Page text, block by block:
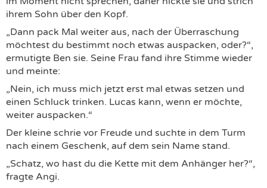
ihrem Sohn über den Kopf.
„Dann pack Mal weiter aus, nach der Überraschung
möchtest du bestimmt noch etwas auspacken, oder?“,
ermutigte Ben sie. Seine Frau fand ihre Stimme wieder
und meinte:
„Nein, ich muss mich jetzt erst mal etwas setzen und
einen Schluck trinken. Lucas kann, wenn er möchte,
weiter auspacken.“
Der kleine schrie vor Freude und suchte in dem Turm
nach einem Geschenk, auf dem sein Name stand.
„Schatz, wo hast du die Kette mit dem Anhänger her?“,
fragte Angi.